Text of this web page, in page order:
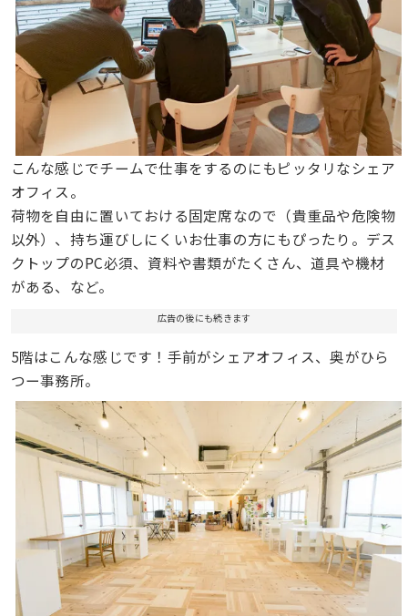
こんな感じでチームで仕事をするのにもピッタリなシェア
オフィス。
荷物を自由に置いておける固定席なので（貴重品や危険物
以外）、持ち運びしにくいお仕事の方にもぴったり。デス
クトップのPC必須、資料や書類がたくさん、道具や機材
がある、など。
広告の後にも続きます
5階はこんな感じです！手前がシェアオフィス、奥がひら
つー事務所。